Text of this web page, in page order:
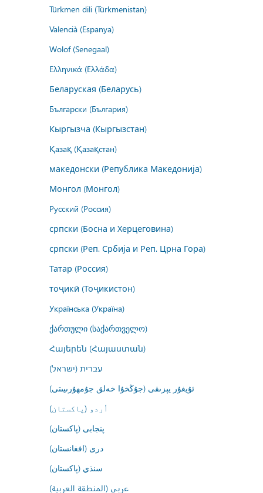
Türkmen dili (Türkmenistan)
Valencià (Espanya)
Wolof (Senegaal)
Ελληνικά (Ελλάδα)
Беларуская (Беларусь)
Български (България)
Кыргызча (Кыргызстан)
Қазақ (Қазақстан)
македонски (Република Македонија)
Монгол (Монгол)
Русский (Россия)
српски (Босна и Херцеговина)
српски (Реп. Србија и Реп. Црна Гора)
Татар (Россия)
тоҷикӣ (Тоҷикистон)
Українська (Україна)
ქართული (საქართველო)
Հայերեն (Հայաստան)
עברית (ישראל)
ئۇيغۇر يېزىقى (جۇڭخۇا خەلق جۇمھۇرىيىتى)
اُردو (پاکستان)
پنجابی (پاکستان)
درى (افغانستان)
سنڌي (پاکستان)
عربي (المنطقة العربية)